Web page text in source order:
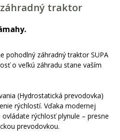
záhradný traktor
pohodlný záhradný traktor SUPA
o veľkú záhradu stane vaším
(Hydrostatická prevodovka)
rýchlostí. Vďaka modernej
rýchlosť plynule – presne
prevodovkou.